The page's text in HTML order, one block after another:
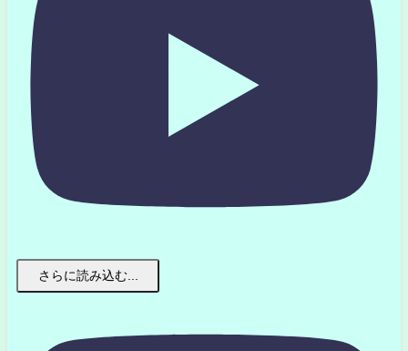
さらに読み込む...